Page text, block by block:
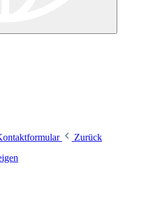
Zurück